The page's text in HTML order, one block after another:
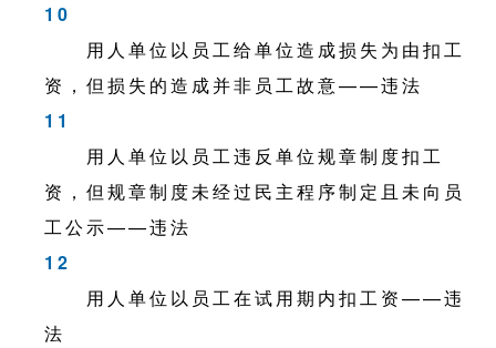
10
用人单位以员工给单位造成损失为由扣工
资，但损失的造成并非员工故意——违法
11
用人单位以员工违反单位规章制度扣工
资，但规章制度未经过民主程序制定且未向员
工公示——违法
12
用人单位以员工在试用期内扣工资——违
法